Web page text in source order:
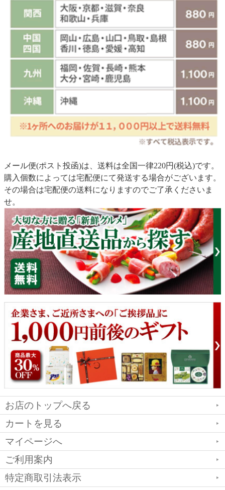
メール便(ポスト投函)は、送料は全国一律220円(税込)です。
購入個数によっては宅配便にて発送する場合がございます。
その場合は宅配便の送料になりますのでご了承くださいま
せ。
お店のトップへ戻る
カートを見る
マイページへ
ご利用案内
特定商取引法表示